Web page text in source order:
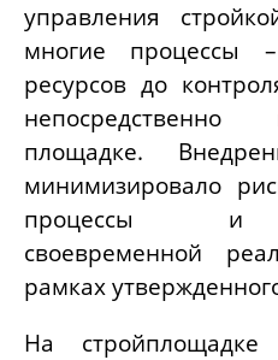
управления
многие процессы
ресурсов до
площадке.
минимизировало
процессы и
своевременной
рамках
На стройплощадке